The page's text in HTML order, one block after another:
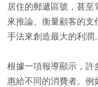
居住的郵遞區號，甚至
來推論、衡量顧客的
手法來創造最大的利潤。
根據一項報導顯示，許
惠給不同的消費者。例